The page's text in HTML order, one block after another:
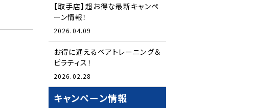
【取手店】超お得な最新キャンペ
ーン情報！
2026.04.09
お得に通えるペアトレーニング＆
ピラティス！
2026.02.28
キャンペーン情報